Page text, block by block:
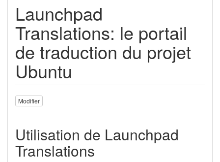
Launchpad
Translations: le portail
de traduction du projet
Ubuntu
Modifier
Utilisation de Launchpad
Translations